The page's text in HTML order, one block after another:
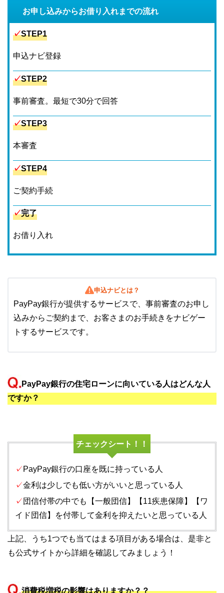
お申し込みからお借り入れまでの流れ
✓STEP1
申込ナビ登録
✓STEP2
事前審査。最短で30分で回答
✓STEP3
本審査
✓STEP4
ご契約手続
✓完了
お借り入れ
申込ナビとは？
PayPay銀行が提供するサービスで、事前審査のお申し
込みからご契約まで、お客さまのお手続きをナビゲー
トするサービスです。
PayPay銀行の住宅ローンに向いている人はどんな人
ですか？
チェックシート！！
✓ PayPay銀行の口座を既に持っている人
✓金利は少しでも低い方がいいと思っている人
✓ 団信付帯の中でも【一般団信】【11疾患保障】【ワ
イド団信】を付帯して金利を抑えたいと思っている人
上記、うち1つでも当てはまる項目がある場合は、是非と
も公式サイトから詳細を確認してみましょう！
消費税増税の影響はありますか？？